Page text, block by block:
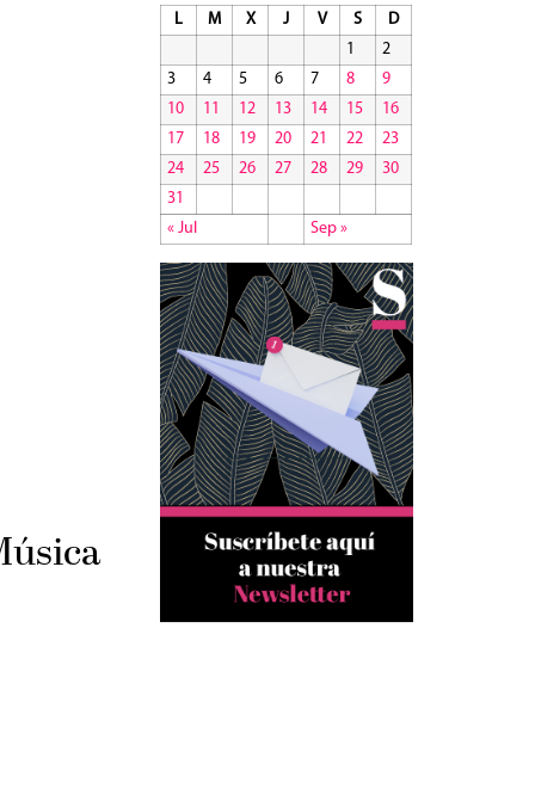
L
M X J V S
D
1
2
3
4 5 6 7 8
9
10
11 12 13 14 15
16
17
18 19 20 21 22
23
24
25 26 27 28 29
30
31
« Jul
Sep »